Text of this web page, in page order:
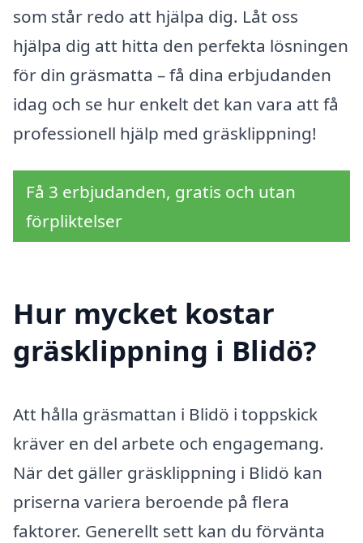
som står redo att hjälpa dig. Låt oss
hjälpa dig att hitta den perfekta lösningen
för din gräsmatta – få dina erbjudanden
idag och se hur enkelt det kan vara att få
professionell hjälp med gräsklippning!
Få 3 erbjudanden, gratis och utan
förpliktelser
Hur mycket kostar
gräsklippning i Blidö?
Att hålla gräsmattan i Blidö i toppskick
kräver en del arbete och engagemang.
När det gäller gräsklippning i Blidö kan
priserna variera beroende på flera
faktorer. Generellt sett kan du förvänta